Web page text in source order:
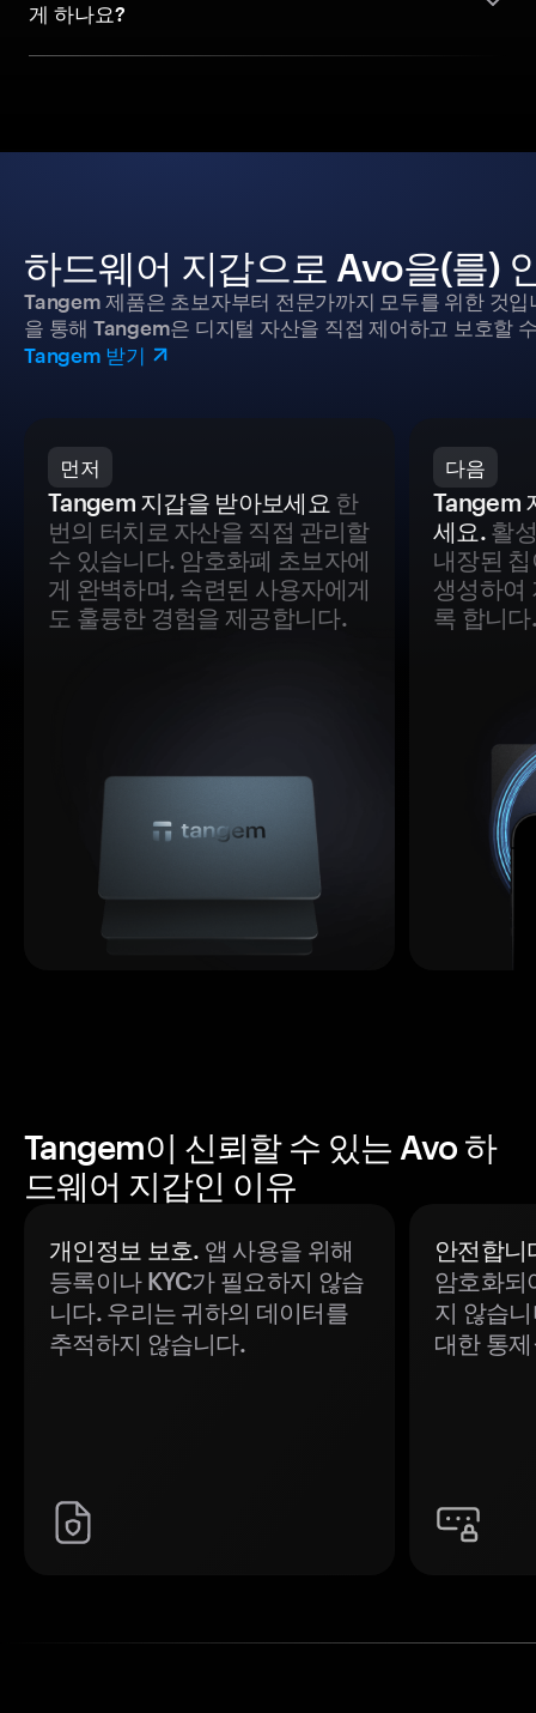
게 하나요?
하드웨어 지갑으로 Avo을(를)
Tangem 제품은 초보자부터 전문가까지 모두를 위한 것
을 통해 Tangem은 디지털 자산을 직접 제어하고 보호할
Tangem 받기
먼저
Tangem 지갑을 받아보세요 한
번의 터치로 자산을 직접 관리할
수 있습니다. 암호화폐 초보자에
게 완벽하며, 숙련된 사용자에게
도 훌륭한 경험을 제공합니다.
다음
Tangem
세요.활
내장된
생성하여
록 합니다.
Tangem이 신뢰할 수 있는 Avo 하
드웨어 지갑인 이유
개인정보 보호. 앱 사용을 위해
등록이나 KYC가 필요하지 않습
니다. 우리는 귀하의 데이터를
추적하지 않습니다.
안전합니
암호화되
지 않습
대한 통